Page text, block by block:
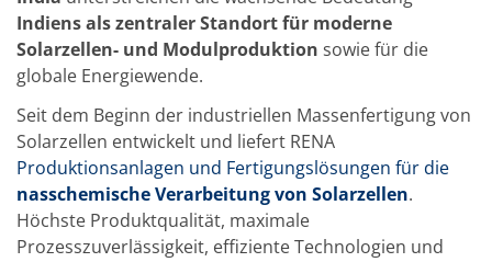
Bewerben bei RENA
Stellenangebote
Kontakt
Kontaktformular Lieferant
Kontaktformular
Kontaktformular Service
Internationale Kontakte
Kontakt Customer Service
Expert Blog
Indiens als zentraler Standort für moderne
Solarzellen- und Modulproduktion sowie für die
globale Energiewende.
Seit dem Beginn der industriellen Massenfertigung von
Solarzellen entwickelt und liefert RENA
Produktionsanlagen und Fertigungslösungen für die
nasschemische Verarbeitung von Solarzellen.
Höchste Produktqualität, maximale
Prozesszuverlässigkeit, effiziente Technologien und